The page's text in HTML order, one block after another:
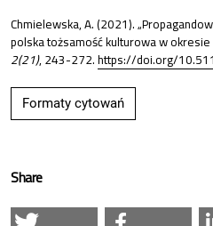
Chmielewska, A. (2021).
polska tożsamość kulturowa w
2(21), 243-272.https://doi.org/
Formaty cytowań
Share